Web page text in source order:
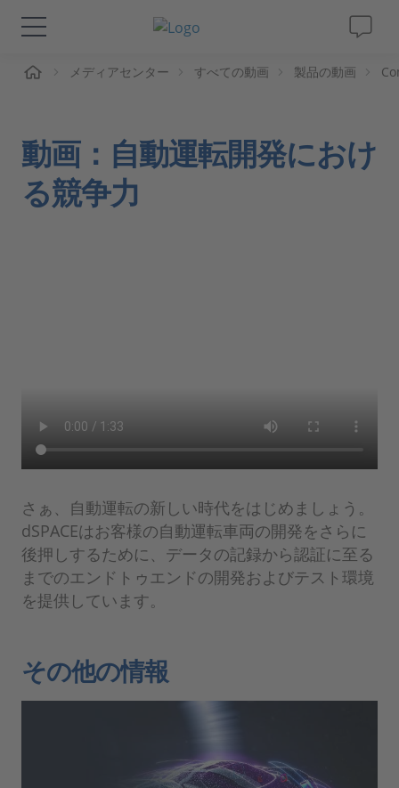
ソリューションと製品
動画
メディアセンター すべての動画 製品の動画
動画：自動運転開発におけ
る競争力
さぁ、自動運転の新しい時代をはじめましょう。
dSPACEはお客様の自動運転車両の開発をさらに
後押しするために、データの記録から認証に至る
までのエンドトゥエンドの開発およびテスト環境
を提供しています。​
その他の情報